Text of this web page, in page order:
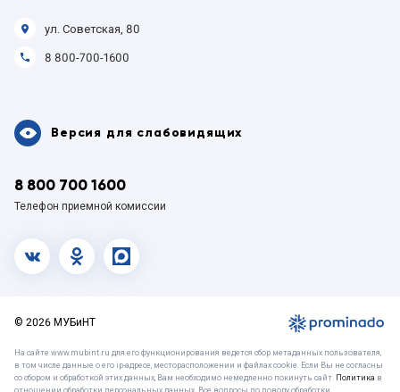
Версия для слабовидящих
8 800 700 1600
Телефон приемной комиссии
vk.com
ул. Советская, 80
8 800-700-1600
© 2026 МУБиНТ
На сайте www.mubint.ru для его функционирования ведется сбор метаданных пользователя,
в том числе данные о его ip-адресе, месторасположении и файлах cookie. Если Вы не согласны
со сбором и обработкой этих данных, Вам необходимо немедленно покинуть сайт. Политика в